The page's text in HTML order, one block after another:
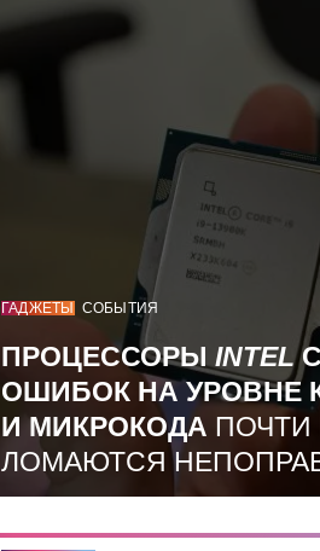
ГАДЖЕТЫ СОБЫТИЯ
ПРОЦЕССОРЫ INTEL
ОШИБОК НА УРОВНЕ
И МИКРОКОДА ПОЧТИ
ЛОМАЮТСЯ